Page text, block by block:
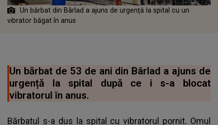
Un bărbat din Bârlad a ajuns de urgență la spital cu un
vibrator băgat în anus
Un bărbat de 53 de ani din Bârlad a ajuns de
urgență la spital după ce i s-a blocat
vibratorul în anus.
Bărbatul s-a dus la spital cu vibratorul pornit. Omul